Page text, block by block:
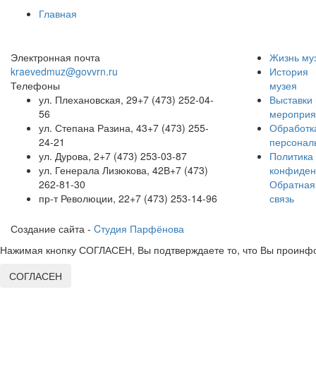
Главная
Электронная почта
kraevedmuz@govvrn.ru
Телефоны
ул. Плехановская, 29+7 (473) 252-04-
56
ул. Степана Разина, 43+7 (473) 255-
24-21
ул. Дурова, 2+7 (473) 253-03-87
ул. Генерала Лизюкова, 42В+7 (473)
262-81-30
пр-т Революции, 22+7 (473) 253-14-96
Жизнь
История
музея
Выставки
Политика
Обратная
связь
Создание сайта - Cтудия Парфёнова
Нажимая кнопку СОГЛАСЕН, Вы подтверждаете то, что Вы
СОГЛАСЕН